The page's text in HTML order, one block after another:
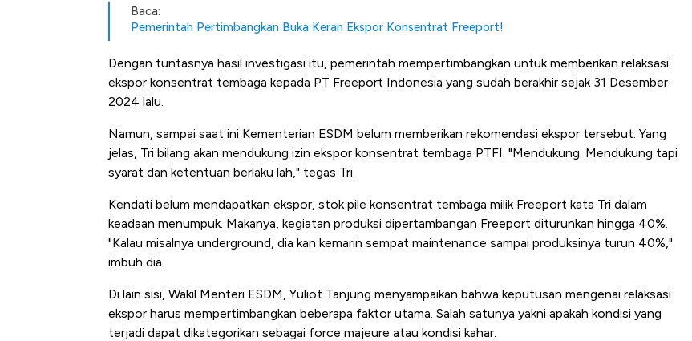
Baca:
Pemerintah Pertimbangkan Buka Keran Ekspor Konsentrat Freeport!
Dengan tuntasnya hasil investigasi itu, pemerintah mempertimbangkan untuk memberikan relaksasi
ekspor konsentrat tembaga kepada PT Freeport Indonesia yang sudah berakhir sejak 31 Desember
2024 lalu.
Namun, sampai saat ini Kementerian ESDM belum memberikan rekomendasi ekspor tersebut. Yang
jelas, Tri bilang akan mendukung izin ekspor konsentrat tembaga PTFI. "Mendukung. Mendukung tapi
syarat dan ketentuan berlaku lah," tegas Tri.
Kendati belum mendapatkan ekspor, stok pile konsentrat tembaga milik Freeport kata Tri dalam
keadaan menumpuk. Makanya, kegiatan produksi dipertambangan Freeport diturunkan hingga 40%.
"Kalau misalnya underground, dia kan kemarin sempat maintenance sampai produksinya turun 40%,"
imbuh dia.
Di lain sisi, Wakil Menteri ESDM, Yuliot Tanjung menyampaikan bahwa keputusan mengenai relaksasi
ekspor harus mempertimbangkan beberapa faktor utama. Salah satunya yakni apakah kondisi yang
terjadi dapat dikategorikan sebagai force majeure atau kondisi kahar.
Bangkit dari Kubur! Bisnis Furniture &
Alas Kaki Tumbuh Double Digit